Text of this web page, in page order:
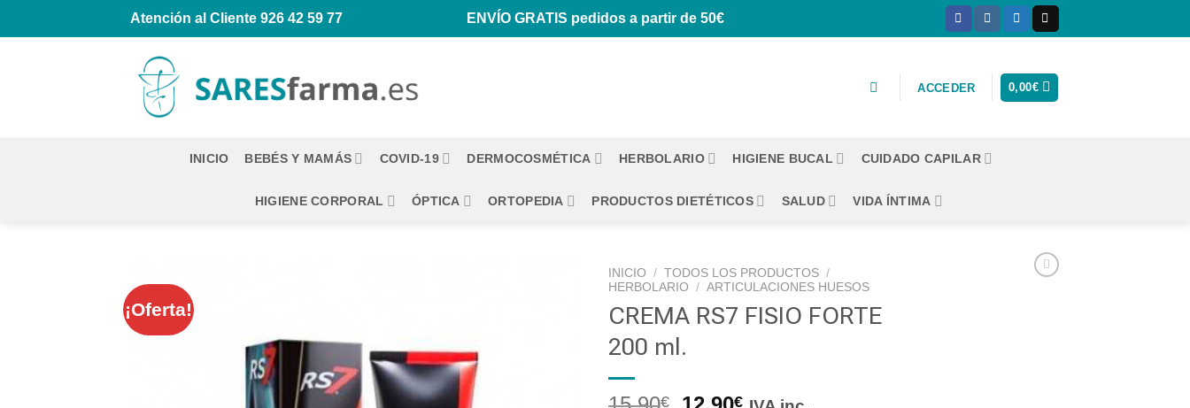
Atención al Cliente 926 42 59 77 ENVÍO GRATIS pedidos a partir de 50€
ACCEDER 0,00€
INICIO BEBÉS Y MAMÁS COVID-19 DERMOCOSMÉTICA HERBOLARIO HIGIENE BUCAL CUIDADO CAPILAR
HIGIENE CORPORAL ÓPTICA ORTOPEDIA PRODUCTOS DIETÉTICOS SALUD VIDA ÍNTIMA
¡Oferta!
INICIO / TODOS LOS PRODUCTOS /
HERBOLARIO
/ ARTICULACIONES HUESOS
CREMA RS7 FISIO FORTE
200 ml.
€ €